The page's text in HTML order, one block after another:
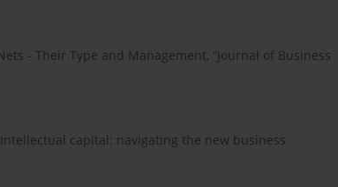
- Their Type and Management, “Journal of Business
Intellectual capital: navigating the new business